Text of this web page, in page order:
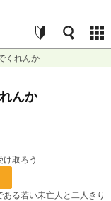
くれんか
んか
取ろう
る若い未亡人と二人きり